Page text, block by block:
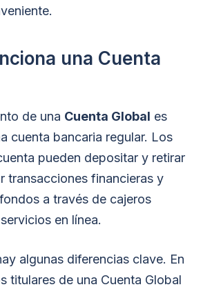
una Cuenta
de una Cuenta Global es
cuenta bancaria regular. Los
pueden depositar y retirar
transacciones financieras y
a través de cajeros
en línea.
algunas diferencias clave. En
titulares de una Cuenta Global